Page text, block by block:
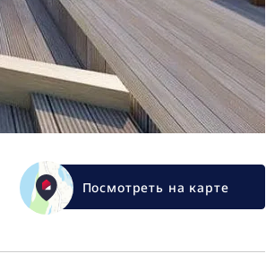
Посмотреть на карте